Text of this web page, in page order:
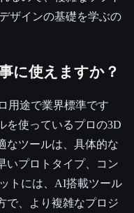
ザインの基礎を学ぶの
に使えますか？
用途で業界標準です
を使っているプロの3D
なツールは、具体的な
いプロトタイプ、コン
トには、AI搭載ツール
で、より複雑なプロジ